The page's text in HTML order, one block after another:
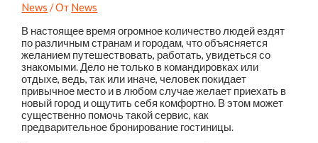
News / От News
В настоящее время огромное количество людей ездят
по различным странам и городам, что объясняется
желанием путешествовать, работать, увидеться со
знакомыми. Дело не только в командировках или
отдыхе, ведь, так или иначе, человек покидает
привычное место и в любом случае желает приехать в
новый город и ощутить себя комфортно. В этом может
существенно помочь такой сервис, как
предварительное бронирование гостиницы.